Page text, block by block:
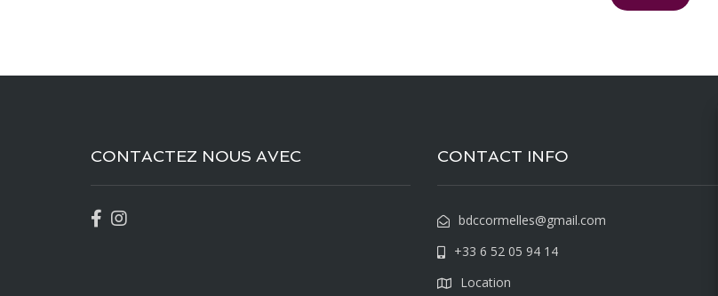
CONTACTEZ NOUS AVEC CONTACT INFO
bdccormelles@gmail.com
+33 6 52 05 94 14
Location